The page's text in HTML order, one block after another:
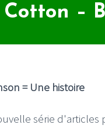
Cotton –
= Une histoire
série d'articles